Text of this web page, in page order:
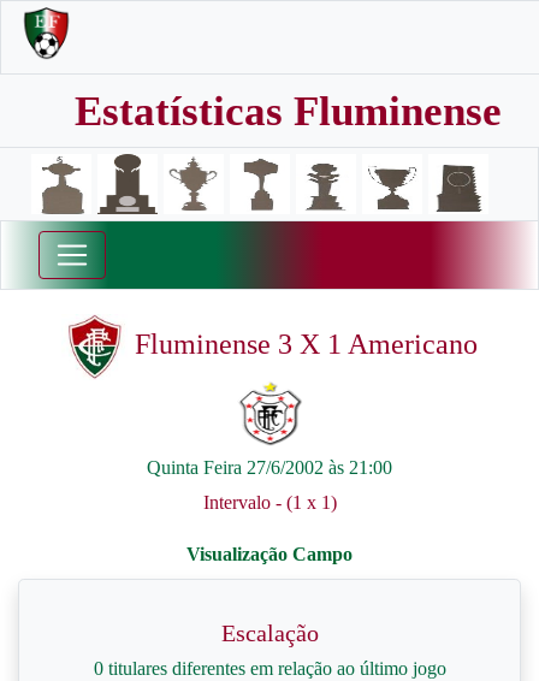
Estatísticas Fluminense
Fluminense 3 X 1 Americano
Quinta Feira 27/6/2002 às 21:00
Intervalo - (1 x 1)
Escalação
0 titulares diferentes em relação ao último jogo